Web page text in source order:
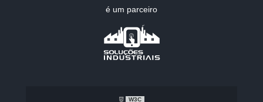
é um parceiro
W3C